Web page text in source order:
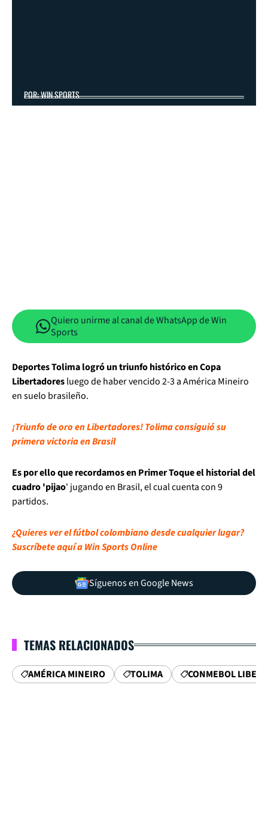
POR: WIN SPORTS
Quiero unirme al canal de WhatsApp de Win
Sports
Deportes Tolima logró un triunfo histórico en Copa
Libertadoresluego de haber vencido 2-3 a América Mineiro
en suelo brasileño.
¡Triunfo de oro en Libertadores! Tolima consiguió su
primera victoria en Brasil
Es por ello que recordamos en Primer Toque el historial del
cuadro 'pijao' jugando en Brasil, el cual cuenta con 9
partidos.
¿Quieres ver el fútbol colombiano desde cualquier lugar?
Suscríbete aquí a Win Sports Online
Síguenos en Google News
TEMAS RELACIONADOS
AMÉRICA MINEIRO TOLIMA CONMEBOL